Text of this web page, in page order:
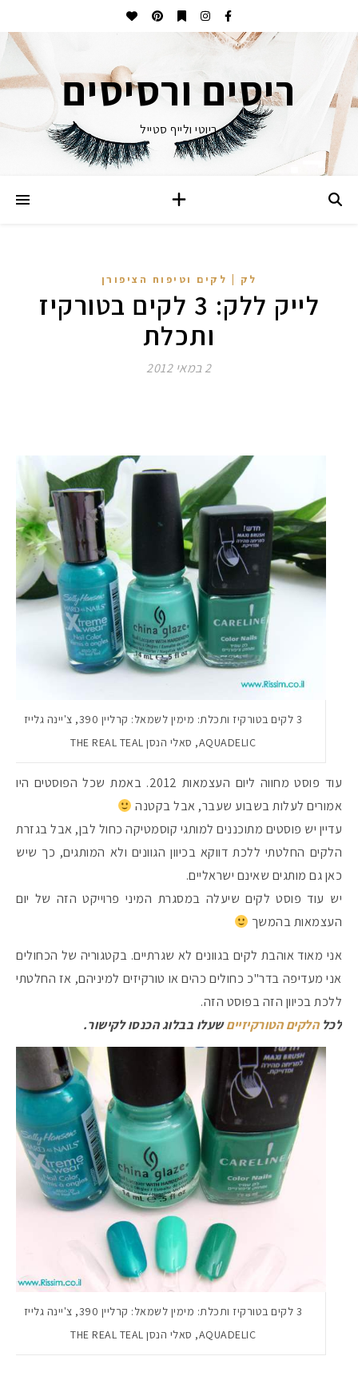
ריסים ורסיסים
ביוטי ולייף סטייל
לק | לקים וטיפוח הציפורן
לייק ללק: 3 לקים בטורקיז
ותכלת
2 במאי 2012
3 לקים בטורקיז ותכלת: מימין לשמאל: קרליין 390, צ'יינה גלייז
AQUADELIC, סאלי הנסן THE REAL TEAL
עוד פוסט מחווה ליום העצמאות 2012. באמת שכל הפוסטים היו
אמורים לעלות בשבוע שעבר, אבל בקטנה
עדיין יש פוסטים מתוכננים למותגי קוסמטיקה כחול לבן, אבל בגזרת
הלקים החלטתי ללכת דווקא בכיוון הגוונים ולא המותגים, כך שיש
כאן גם מותגים שאינם ישראליים.
יש עוד פוסט לקים שיעלה במסגרת המיני פרוייקט הזה של יום
העצמאות בהמשך
אני מאוד אוהבת לקים בגוונים לא שגרתיים. בקטגוריה של הכחולים
אני מעדיפה בדר"כ כחולים כהים או טורקיזים למיניהם, אז החלטתי
ללכת בכיוון הזה בפוסט הזה.
לכלהלקים הטורקיזייםשעלו בבלוג הכנסו לקישור.
3 לקים בטורקיז ותכלת: מימין לשמאל: קרליין 390, צ'יינה גלייז
AQUADELIC, סאלי הנסן THE REAL TEAL